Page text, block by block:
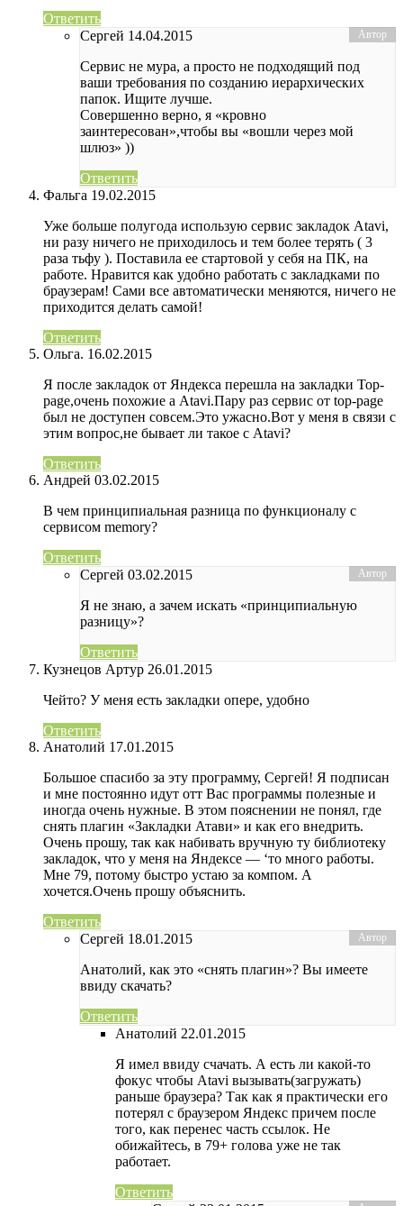
Ответить
Сергей 14.04.2015
Сервис не мура, а просто не подходящий под
ваши требования по созданию иерархических
папок. Ищите лучше.
Совершенно верно, я «кровно
заинтересован»,чтобы вы «вошли через мой
шлюз» ))
Ответить
Фальга 19.02.2015
Уже больше полугода использую сервис закладок Atavi,
ни разу ничего не приходилось и тем более терять ( 3
раза тьфу ). Поставила ее стартовой у себя на ПК, на
работе. Нравится как удобно работать с закладками по
браузерам! Сами все автоматически меняются, ничего не
приходится делать самой!
Ответить
Ольга. 16.02.2015
Я после закладок от Яндекса перешла на закладки Top-
page,очень похожие а Atavi.Пару раз сервис от top-page
был не доступен совсем.Это ужасно.Вот у меня в связи с
этим вопрос,не бывает ли такое с Atavi?
Ответить
Андрей 03.02.2015
В чем принципиальная разница по функционалу с
сервисом memory?
Ответить
Сергей 03.02.2015
Я не знаю, а зачем искать «принципиальную
разницу»?
Ответить
Кузнецов Артур 26.01.2015
Чейто? У меня есть закладки опере, удобно
Ответить
Анатолий 17.01.2015
Большое спасибо за эту программу, Сергей! Я подписан
и мне постоянно идут отт Вас программы полезные и
иногда очень нужные. В этом пояснении не понял, где
снять плагин «Закладки Атави» и как его внедрить.
Очень прошу, так как набивать вручную ту библиотеку
закладок, что у меня на Яндексе — ‘то много работы.
Мне 79, потому быстро устаю за компом. А
хочется.Очень прошу объяснить.
Ответить
Сергей 18.01.2015
Анатолий, как это «снять плагин»? Вы имеете
ввиду скачать?
Ответить
Анатолий 22.01.2015
Я имел ввиду счачать. А есть ли какой-то
фокус чтобы Atavi вызывать(загружать)
раньше браузера? Так как я практически его
потерял с браузером Яндекс причем после
того, как перенес часть ссылок. Не
обижайтесь, в 79+ голова уже не так
работает.
Ответить